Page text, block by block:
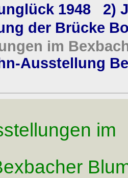
1948 2)
der Brücke
im
Ausstellung
im